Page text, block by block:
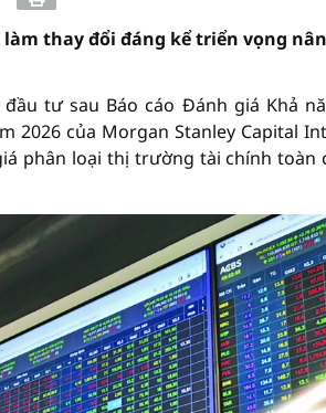
thay đổi đáng kể triển vọng
tư sau Báo cáo Đánh giá Khả
2026 của Morgan Stanley Capital
phân loại thị trường tài chính toàn